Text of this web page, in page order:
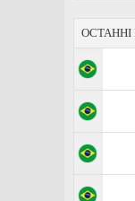
ОСТАННІ